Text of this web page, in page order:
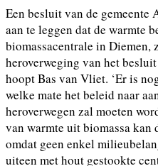
Een besluit van de gemeente
aan te leggen dat de warmte
biomassacentrale in Diemen,
heroverweging van het
hoopt Bas van Vliet. ‘Er is
welke mate het beleid naar
heroverwegen zal moeten
van warmte uit biomassa kan
omdat geen enkel
uiteen met hout gestookte